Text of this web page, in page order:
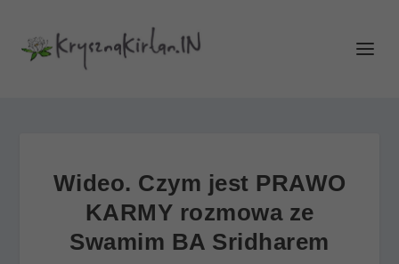
Wideo. Czym jest PRAWO
KARMY rozmowa ze
Swamim BA Sridharem